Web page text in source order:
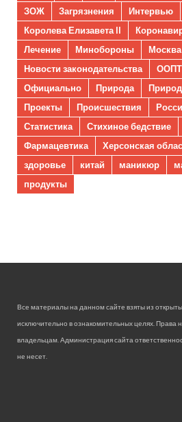
ЗОЖ
Загрязнения Интервью
Королева Елизавета II
Лечение
Минобороны Москва
Новости законодательства
ООПТ
Официально
Природа
Проекты
Происшествия
Статистика
Стихиное бедствие
Фармацевтика
Херсонская
здоровье
китай маникюр
продукты
Все материалы на данном сайте взяты из
исключительно в ознакомительных целях.
владельцам. Администрация сайта
не несет.